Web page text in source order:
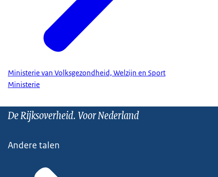
Ministerie van Volksgezondheid, Welzijn en Sport
Ministerie
De Rijksoverheid. Voor Nederland
Andere talen